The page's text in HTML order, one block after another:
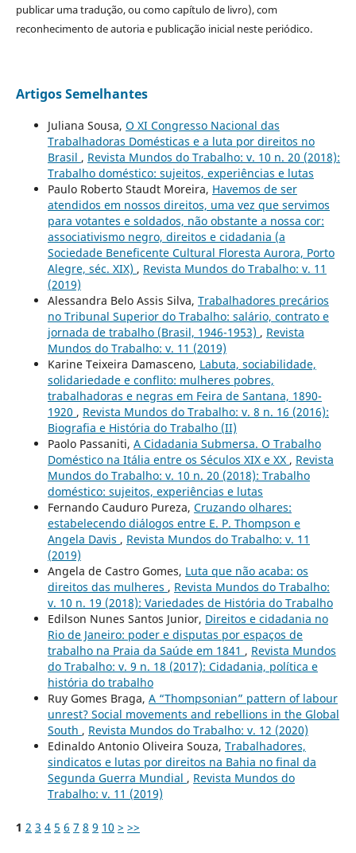
publicar uma tradução, ou como capítulo de livro), com
reconhecimento de autoria e publicação inicial neste periódico.
Artigos Semelhantes
Juliana Sousa, O XI Congresso Nacional das
Trabalhadoras Domésticas e a luta por direitos no
Brasil , Revista Mundos do Trabalho: v. 10 n. 20 (2018):
Trabalho doméstico: sujeitos, experiências e lutas
Paulo Roberto Staudt Moreira, Havemos de ser
atendidos em nossos direitos, uma vez que servimos
para votantes e soldados, não obstante a nossa cor:
associativismo negro, direitos e cidadania (a
Sociedade Beneficente Cultural Floresta Aurora, Porto
Alegre, séc. XIX) , Revista Mundos do Trabalho: v. 11
(2019)
Alessandra Belo Assis Silva, Trabalhadores precários
no Tribunal Superior do Trabalho: salário, contrato e
jornada de trabalho (Brasil, 1946-1953) , Revista
Mundos do Trabalho: v. 11 (2019)
Karine Teixeira Damasceno, Labuta, sociabilidade,
solidariedade e conflito: mulheres pobres,
trabalhadoras e negras em Feira de Santana, 1890-
1920 , Revista Mundos do Trabalho: v. 8 n. 16 (2016):
Biografia e História do Trabalho (II)
Paolo Passaniti, A Cidadania Submersa. O Trabalho
Doméstico na Itália entre os Séculos XIX e XX , Revista
Mundos do Trabalho: v. 10 n. 20 (2018): Trabalho
doméstico: sujeitos, experiências e lutas
Fernando Cauduro Pureza, Cruzando olhares:
estabelecendo diálogos entre E. P. Thompson e
Angela Davis , Revista Mundos do Trabalho: v. 11
(2019)
Angela de Castro Gomes, Luta que não acaba: os
direitos das mulheres , Revista Mundos do Trabalho:
v. 10 n. 19 (2018): Variedades de História do Trabalho
Edilson Nunes Santos Junior, Direitos e cidadania no
Rio de Janeiro: poder e disputas por espaços de
trabalho na Praia da Saúde em 1841 , Revista Mundos
do Trabalho: v. 9 n. 18 (2017): Cidadania, política e
história do trabalho
Ruy Gomes Braga, A “Thompsonian” pattern of labour
unrest? Social movements and rebellions in the Global
South , Revista Mundos do Trabalho: v. 12 (2020)
Edinaldo Antonio Oliveira Souza, Trabalhadores,
sindicatos e lutas por direitos na Bahia no final da
Segunda Guerra Mundial , Revista Mundos do
Trabalho: v. 11 (2019)
1 2 3 4 5 6 7 8 9 10 > >>